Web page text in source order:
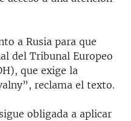
a Rusia para que
del Tribunal Europeo
que exige la
reclama el texto.
obligada a aplicar